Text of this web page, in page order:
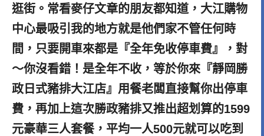
逛街。常看麥仔文章的朋友都知道，大江購物
中心最吸引我的地方就是他們家不管任何時
間，只要開車來都是『全年免收停車費』，對
～你沒看錯！是全年不收，等於你來『靜岡勝
政日式豬排大江店』用餐老闆直接幫你出停車
費，再加上這次勝政豬排又推出超划算的1599
元豪華三人套餐，平均一人500元就可以吃到